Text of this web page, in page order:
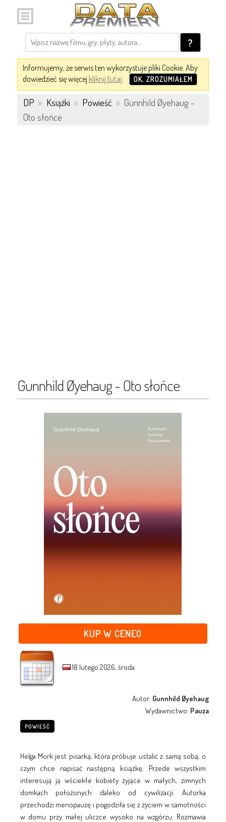
?
Informujemy, że serwis ten wykorzystuje pliki Cookie. Aby
dowiedzieć się więcej kliknij tutaj. OK, ZROZUMIAŁEM
DP » Książki » Powieść » Gunnhild Øyehaug -
Oto słońce
Gunnhild Øyehaug - Oto słońce
KUP W CENEO
18 lutego 2026, środa
Autor: Gunnhild Øyehaug
Wydawnictwo: Pauza
POWIEŚĆ
Helga Mork jest pisarką, która próbuje ustalić z samą sobą, o
czym chce napisać następną książkę. Przede wszystkim
interesują ją wściekłe kobiety żyjące w małych, zimnych
domkach położonych daleko od cywilizacji. Autorka
przechodzi menopauzę i pogodziła się z życiem w samotności
w domu przy małej uliczce wysoko na wzgórzu. Rozmawia